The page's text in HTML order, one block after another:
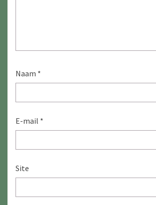
Naam *
E-mail *
Site